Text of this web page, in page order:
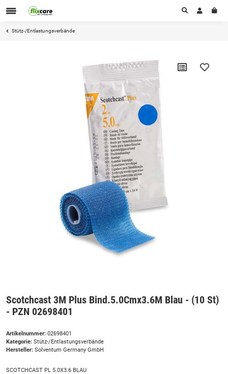
Stütz-/Entlastungsverbände
Scotchcast 3M Plus Bind.5.0Cmx3.6M Blau - (10 St)
- PZN 02698401
Artikelnummer: 02698401
Kategorie: Stütz-/Entlastungsverbände
Hersteller: Solventum Germany GmbH
SCOTCHCAST PL 5.0X3.6 BLAU